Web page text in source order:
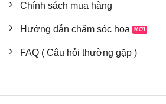
Chính sách mua hàng
Hướng dẫn chăm sóc hoa
FAQ ( Câu hỏi thường gặp )